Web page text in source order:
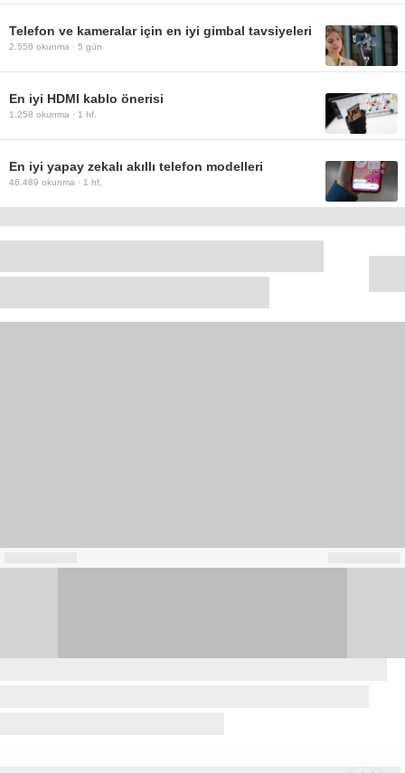
Telefon ve kameralar için en iyi gimbal tavsiyeleri
2.556 okunma · 5 gün
En iyi HDMI kablo önerisi
1.258 okunma · 1 hf.
En iyi yapay zekalı akıllı telefon modelleri
46.489 okunma · 1 hf.